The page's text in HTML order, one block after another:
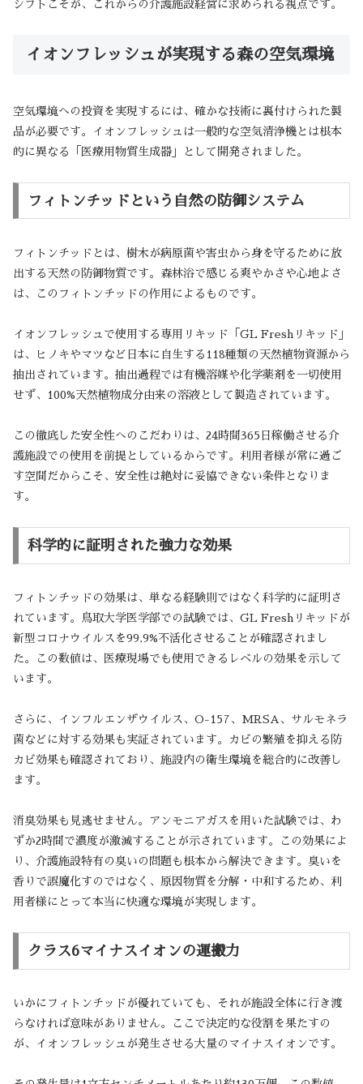
シフトこそが、これからの介護施設経営に求められる視点です。
イオンフレッシュが実現する森の空気環境
空気環境への投資を実現するには、確かな技術に裏付けられた製
品が必要です。イオンフレッシュは一般的な空気清浄機とは根本
的に異なる「医療用物質生成器」として開発されました。
フィトンチッドという自然の防御システム
フィトンチッドとは、樹木が病原菌や害虫から身を守るために放
出する天然の防御物質です。森林浴で感じる爽やかさや心地よさ
は、このフィトンチッドの作用によるものです。
イオンフレッシュで使用する専用リキッド「GL Freshリキッド」
は、ヒノキやマツなど日本に自生する118種類の天然植物資源から
抽出されています。抽出過程では有機溶媒や化学薬剤を一切使用
せず、100%天然植物成分由来の溶液として製造されています。
この徹底した安全性へのこだわりは、24時間365日稼働させる介
護施設での使用を前提としているからです。利用者様が常に過ご
す空間だからこそ、安全性は絶対に妥協できない条件となりま
す。
科学的に証明された強力な効果
フィトンチッドの効果は、単なる経験則ではなく科学的に証明さ
れています。鳥取大学医学部での試験では、GL Freshリキッドが
新型コロナウイルスを99.9%不活化させることが確認されまし
た。この数値は、医療現場でも使用できるレベルの効果を示して
います。
さらに、インフルエンザウイルス、O-157、MRSA、サルモネラ
菌などに対する効果も実証されています。カビの繁殖を抑える防
カビ効果も確認されており、施設内の衛生環境を総合的に改善し
ます。
消臭効果も見逃せません。アンモニアガスを用いた試験では、わ
ずか2時間で濃度が激減することが示されています。この効果によ
り、介護施設特有の臭いの問題も根本から解決できます。臭いを
香りで誤魔化すのではなく、原因物質を分解・中和するため、利
用者様にとって本当に快適な環境が実現します。
クラス6マイナスイオンの運搬力
いかにフィトンチッドが優れていても、それが施設全体に行き渡
らなければ意味がありません。ここで決定的な役割を果たすの
が、イオンフレッシュが発生させる大量のマイナスイオンです。